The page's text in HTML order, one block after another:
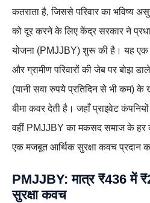
कतराता है, जिससे परिवार का भविष्य
को दूर करने के लिए केंद्र सरकार ने
योजना (PMJJBY) शुरू की है। यह एक
और ग्रामीण परिवारों की जेब पर बोझ
(यानी सवा रुपये प्रतिदिन से भी कम)
बीमा कवर देती है। जहाँ प्राइवेट
वहीं PMJJBY का मकसद समाज के हर
एक मजबूत आर्थिक सुरक्षा कवच प्रदान
PMJJBY: मात्र ₹436 में
सुरक्षा कवच